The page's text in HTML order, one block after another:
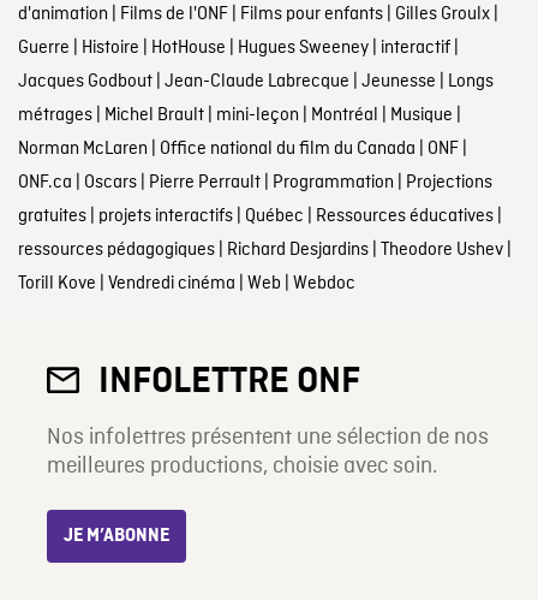
d'animation Films de l'ONF| Films pour enfants| Gilles Groulx|
Guerre Histoire HotHouse Hugues Sweeney| interactif|
Jacques Godbout| Jean-Claude Labrecque Jeunesse Longs
métrages| Michel Brault| mini-leçon Montréal Musique
Norman McLaren Office national du film du Canada ONF|
ONF.ca Oscars| Pierre Perrault| Programmation Projections
gratuites| projets interactifs| Québec Ressources éducatives|
ressources pédagogiques| Richard Desjardins| Theodore Ushev|
Torill Kove Vendredi cinéma Web Webdoc
INFOLETTRE ONF
Nos infolettres présentent une sélection de nos
meilleures productions, choisie avec soin.
JE M’ABONNE